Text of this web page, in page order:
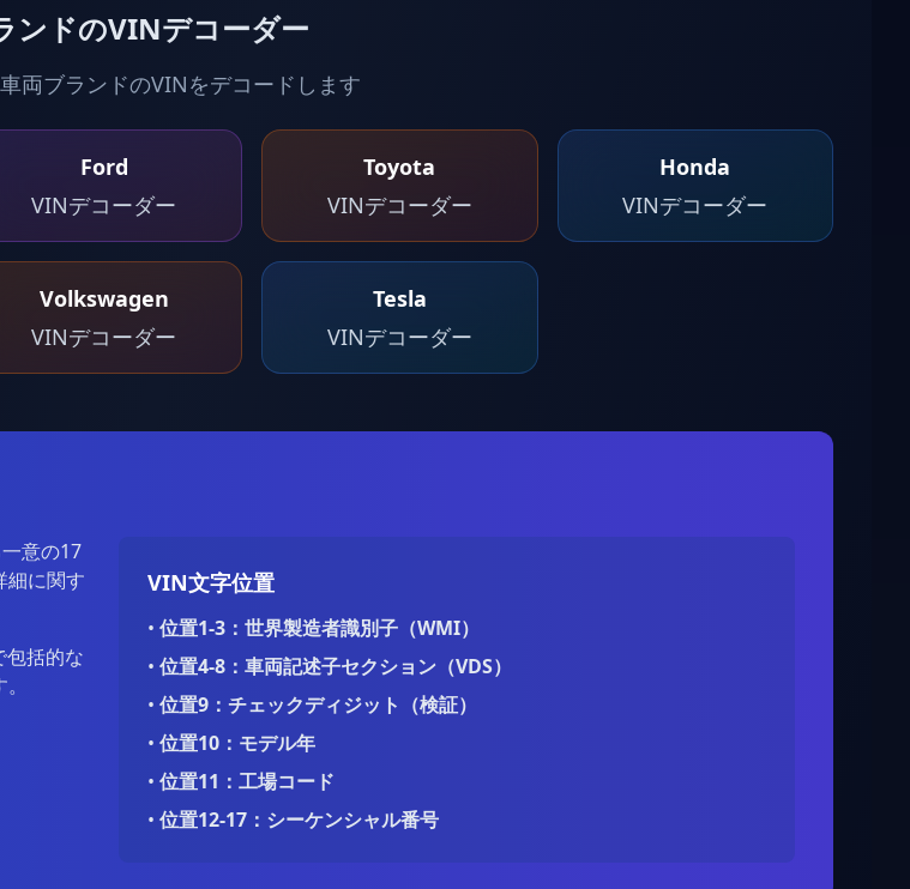
ンドのVINデコーダー
両ブランドのVINをデコードします
Ford
VINデコーダー
Toyota
VINデコーダー
Honda
VINデコーダー
Volkswagen
VINデコーダー
Tesla
VINデコーダー
意の17
細に関す
包括的な
VIN文字位置
• 位置1-3：世界製造者識別子（WMI）
• 位置4-8：車両記述子セクション（VDS）
• 位置9：チェックディジット（検証）
• 位置10：モデル年
• 位置11：工場コード
• 位置12-17：シーケンシャル番号